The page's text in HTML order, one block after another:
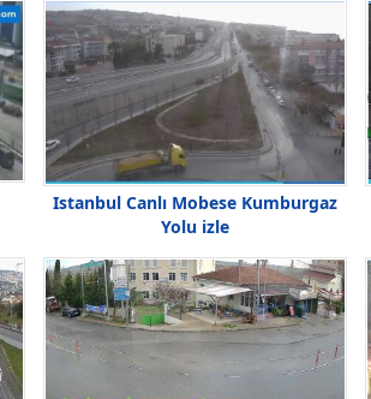
Istanbul Canlı Mobese Kumburgaz
Yolu izle